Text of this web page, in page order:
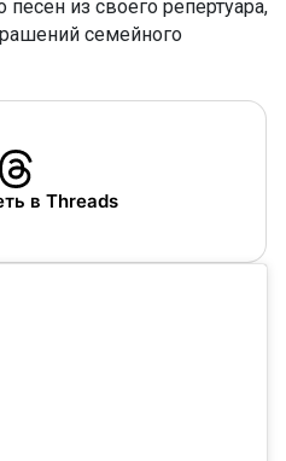
из своего репертуара,
семейного
в Threads